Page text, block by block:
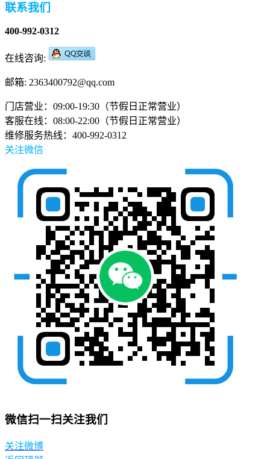
联系我们
400-992-0312
在线咨询:
邮箱: 2363400792@qq.com
门店营业：09:00-19:30（节假日正常营业）
客服在线：08:00-22:00（节假日正常营业）
维修服务热线：400-992-0312
关注微信
微信扫一扫关注我们
关注微博